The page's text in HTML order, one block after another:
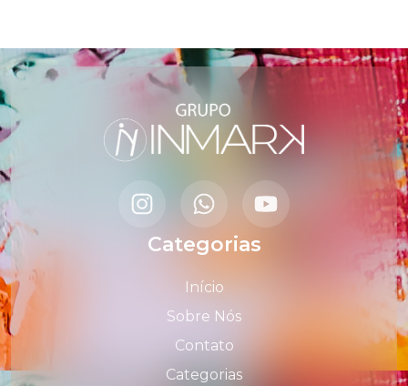
Categorias
Início
Sobre Nós
Contato
Categorias